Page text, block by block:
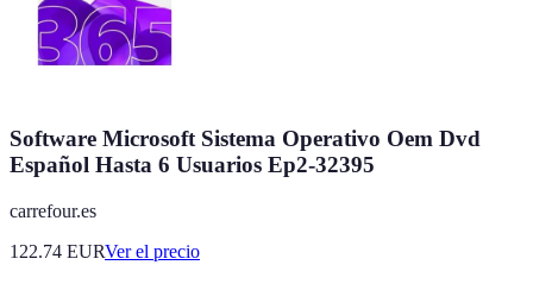
Software Microsoft Sistema Operativo Oem Dvd
Español Hasta 6 Usuarios Ep2-32395
carrefour.es
122.74 EURVer el precio